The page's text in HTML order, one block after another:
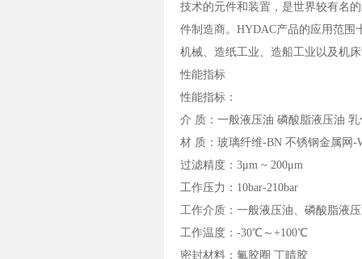
技术的元件和装置，是世界较有名
件制造商。HYDAC产品的应用范围
机械、造纸工业、造船工业以及机
性能指标
性能指标：
介 质：一般液压油 磷酸脂液压油
材 质：玻璃纤维-BN 不锈钢金属网
过滤精度：3μm ~ 200μm
工作压力：10bar-210bar
工作介质：一般液压油、磷酸脂液
工作温度：-30℃～+100℃
密封材料：氟胶圈 丁晴胶